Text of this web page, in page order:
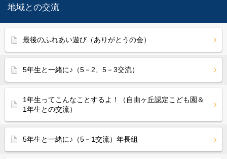
地域との交流
最後のふれあい遊び（ありがとうの会）
5年生と一緒に♪（5－2、5－3交流）
1年生ってこんなことするよ！（自由ヶ丘認定こども園＆
1年生との交流）
5年生と一緒に♪（5－1交流）年長組